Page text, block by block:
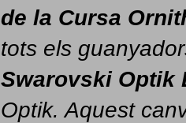
de la Cursa
tots els
Swarovski Optik
Optik. Aquest